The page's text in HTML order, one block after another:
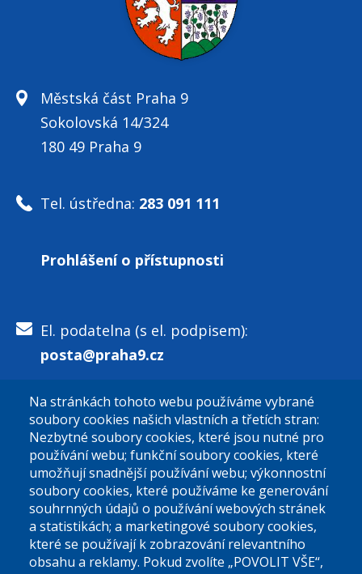
Městská část Praha 9
Sokolovská 14/324
180 49 Praha 9
Tel. ústředna: 283 091 111
Prohlášení o přístupnosti
El. podatelna (s el. podpisem):
posta@praha9.cz
El. podatelna (bez el. podpisu):
podatelna@praha9.cz
Úřední dny:
Na stránkách tohoto webu používáme vybrané
soubory cookies našich vlastních a třetích stran:
Nezbytné soubory cookies, které jsou nutné pro
používání webu; funkční soubory cookies, které
umožňují snadnější používání webu; výkonnostní
soubory cookies, které používáme ke generování
souhrnných údajů o používání webových stránek
a statistikách; a marketingové soubory cookies,
které se používají k zobrazování relevantního
obsahu a reklamy. Pokud zvolíte „POVOLIT VŠE“,